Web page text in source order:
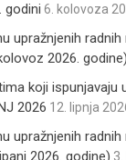
godini 6. kolovoza
upražnjenih
2026. godine)
koji ispunjavaju
2026 12. lipnja
upražnjenih
2026. godine)